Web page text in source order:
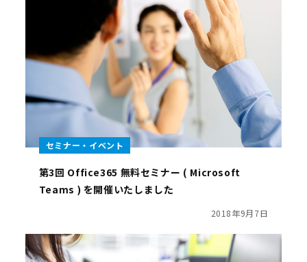
セミナー・イベント
第3回 Office365 無料セミナー ( Microsoft
Teams ) を開催いたしました
2018年9月7日